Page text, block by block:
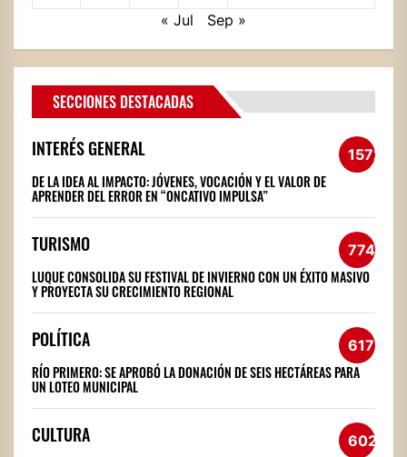
« Jul
Sep »
SECCIONES DESTACADAS
INTERÉS GENERAL 1572
DE LA IDEA AL IMPACTO: JÓVENES, VOCACIÓN Y EL VALOR DE
APRENDER DEL ERROR EN “ONCATIVO IMPULSA”
TURISMO 774
LUQUE CONSOLIDA SU FESTIVAL DE INVIERNO CON UN ÉXITO MASIVO
Y PROYECTA SU CRECIMIENTO REGIONAL
POLÍTICA 617
RÍO PRIMERO: SE APROBÓ LA DONACIÓN DE SEIS HECTÁREAS PARA
UN LOTEO MUNICIPAL
CULTURA 602